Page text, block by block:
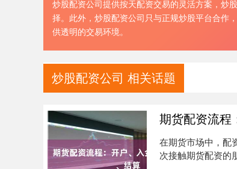
炒股配资公司提供按天配资交易的灵活方案，炒
择。此外，炒股配资公司只与正规炒股平台合作
供透明的交易环境。
炒股配资公司 相关话题
期货配资流程
在期货市场中，配
次接触期货配资的